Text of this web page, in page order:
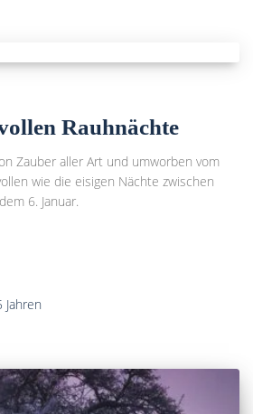
Rauhnächte
Zauber aller Art und umworben vom
wie die eisigen Nächte zwischen
6. Januar.
Jahren